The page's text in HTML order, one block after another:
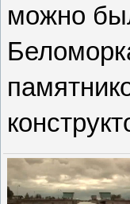
можно